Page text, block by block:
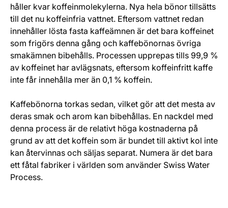
håller kvar koffeinmolekylerna. Nya hela bönor tillsätts
till det nu koffeinfria vattnet. Eftersom vattnet redan
innehåller lösta fasta kaffeämnen är det bara koffeinet
som frigörs denna gång och kaffebönornas övriga
smakämnen bibehålls. Processen upprepas tills 99,9 %
av koffeinet har avlägsnats, eftersom koffeinfritt kaffe
inte får innehålla mer än 0,1 % koffein.
Kaffebönorna torkas sedan, vilket gör att det mesta av
deras smak och arom kan bibehållas. En nackdel med
denna process är de relativt höga kostnaderna på
grund av att det koffein som är bundet till aktivt kol inte
kan återvinnas och säljas separat. Numera är det bara
ett fåtal fabriker i världen som använder Swiss Water
Process.